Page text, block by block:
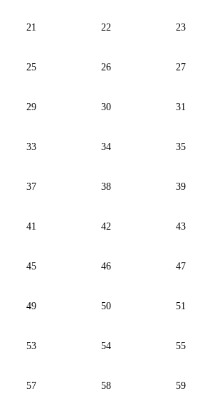
21 22 23
25 26 27
29 30 31
33 34 35
37 38 39
41 42 43
45 46 47
49 50 51
53 54 55
57 58 59